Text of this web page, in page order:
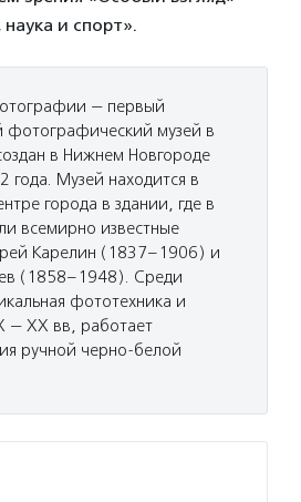
и спорт».
— первый
фотографический музей в
в Нижнем Новгороде
года. Музей находится в
города в здании, где в
всемирно известные
Карелин (1837–1906) и
(1858–1948). Среди
фототехника и
ХХ вв, работает
ручной черно-белой